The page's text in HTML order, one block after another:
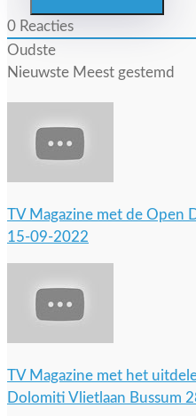
0 Reacties
Oudste
Nieuwste Meest gestemd
TV Magazine met de Open
15-09-2022
TV Magazine met het
Dolomiti Vlietlaan Bussum